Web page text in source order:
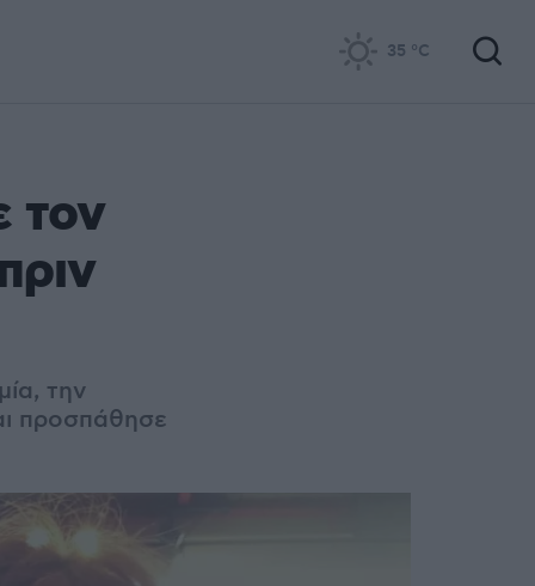
35 °C
τον
την
προσπάθησε